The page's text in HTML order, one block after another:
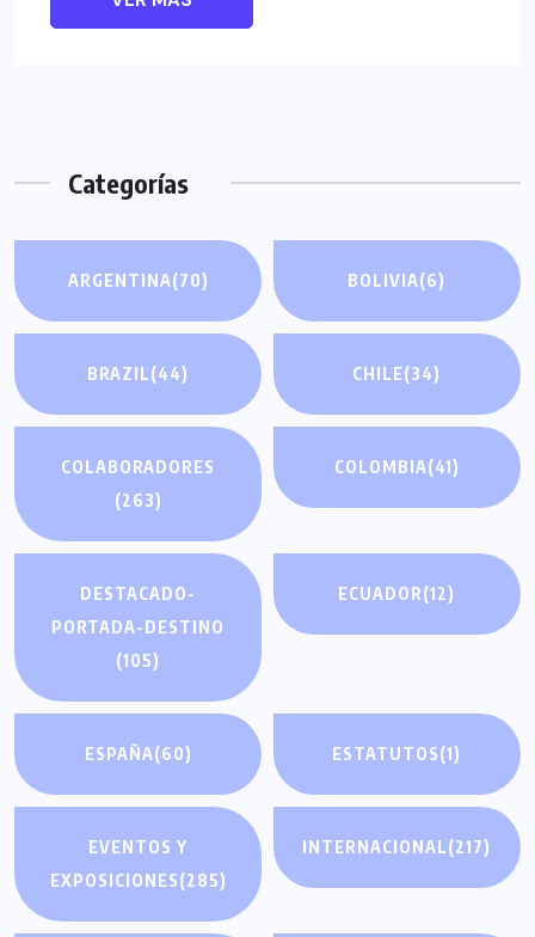
Categorías
ARGENTINA(70) BOLIVIA(6)
BRAZIL(44) CHILE(34)
COLABORADORES
(263)
COLOMBIA(41)
DESTACADO-
PORTADA-DESTINO
(105)
ECUADOR(12)
ESPAÑA(60) ESTATUTOS(1)
EVENTOS Y
EXPOSICIONES(285)
INTERNACIONAL(217)